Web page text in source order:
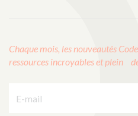
Chaque mois, les nouveautés
ressources incroyables et plein